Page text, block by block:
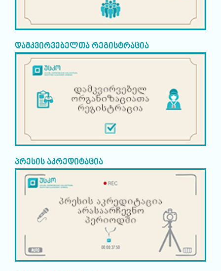
დამკვირვებელთა რეგისტრაცია
პრესის აკრედიტაცია